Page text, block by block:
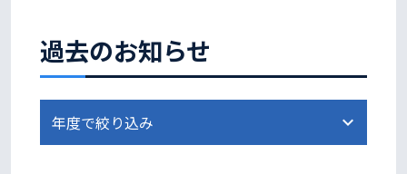
過去のお知らせ